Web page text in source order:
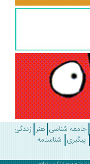
شناسی هنر زندگی
شناسنامه